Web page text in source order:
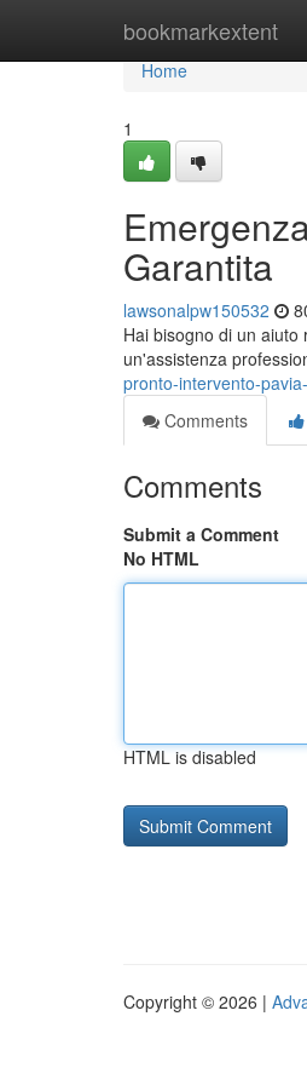
bookmarkextent
Home
Home
1
Garantita
lawsonalpw150532
Hai bisogno di un
un'assistenza
pronto-intervento-
Comments
Comments
Submit a Comment
No HTML
HTML is disabled
Copyright © 2026 |